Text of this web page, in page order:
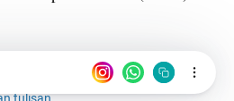
Indonesia Awards